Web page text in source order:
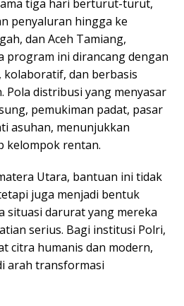
tiga hari berturut-turut,
penyaluran hingga ke
dan Aceh Tamiang,
program ini dirancang dengan
kolaboratif, dan berbasis
Pola distribusi yang menyasar
pemukiman padat, pasar
asuhan, menunjukkan
kelompok rentan.
Utara, bantuan ini tidak
juga menjadi bentuk
situasi darurat yang mereka
serius. Bagi institusi Polri,
citra humanis dan modern,
arah transformasi